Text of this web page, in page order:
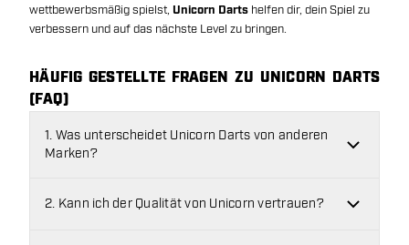
wettbewerbsmäßig spielst, Unicorn Darts helfen dir, dein Spiel zu
verbessern und auf das nächste Level zu bringen.
HÄUFIG GESTELLTE FRAGEN ZU UNICORN DARTS
(FAQ)
1. Was unterscheidet Unicorn Darts von anderen
Marken?
2. Kann ich der Qualität von Unicorn vertrauen?